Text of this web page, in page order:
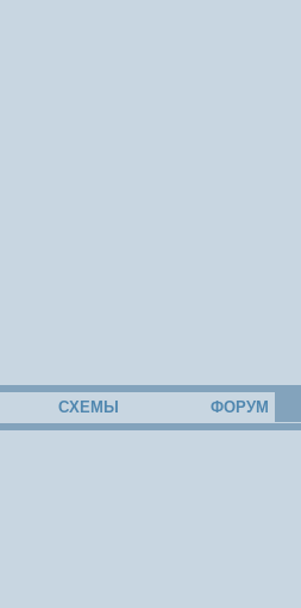
СХЕМЫ ФОРУМ